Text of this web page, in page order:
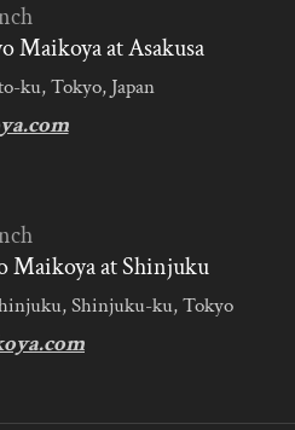
Maikoya at Asakusa
ku, Tokyo, Japan
Maikoya at Shinjuku
Shinjuku-ku, Tokyo